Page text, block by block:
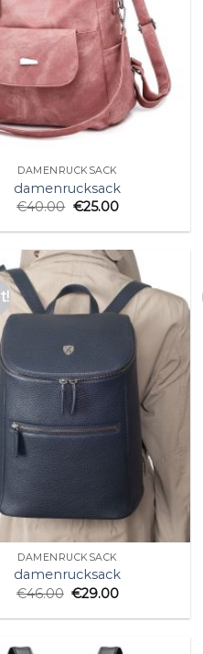
DAMENRUCKSACK
damenrucksack
€40.00 €25.00
DAMENRUCKSACK
damenrucksack
€46.00 €29.00